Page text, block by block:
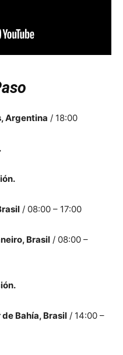
Argentina / 18:00
/ 08:00 – 17:00
Brasil / 08:00 –
Bahía, Brasil / 14:00 –